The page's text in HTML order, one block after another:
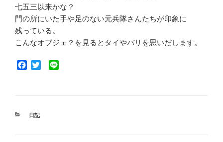
七五三以来かな？
門の所にいた手や足のない元兵隊さんたちが印象に
残っている。
こんなオブジェ？を見るとタイやバリを思いだします。
oカ
日記